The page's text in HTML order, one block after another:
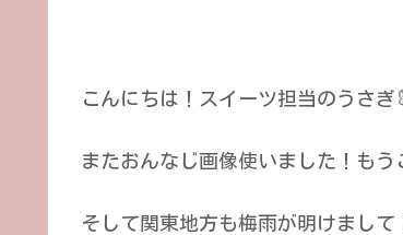
こんにちは！スイーツ担当のうさぎ
またおんなじ画像使いました！も
そして関東地方も梅雨が明けまして